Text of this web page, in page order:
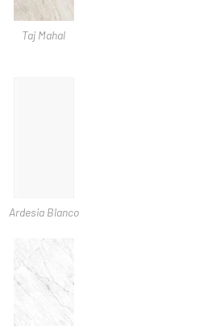
Taj Mahal
Ardesia Blanco